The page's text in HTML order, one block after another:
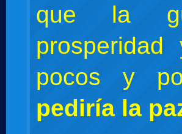
que la
pocos y
pediría la